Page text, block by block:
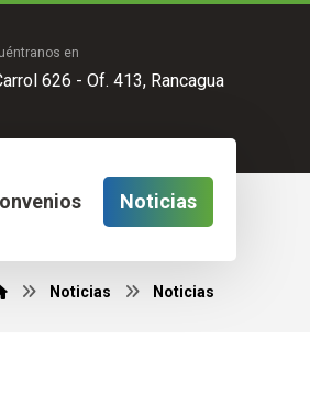
en
626 - Of. 413, Rancagua
Noticias
Noticias Noticias